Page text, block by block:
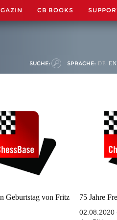
CB BOOKS
SUCHE: SPRACHE: DE EN
Geburtstag von Fritz
75 Jahre
02.08.2020